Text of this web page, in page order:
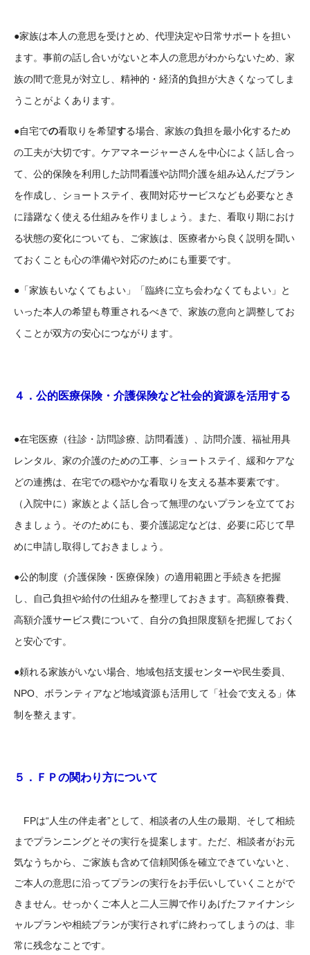
●家族は本人の意思を受けとめ、代理決定や日常サポートを担い
ます。事前の話し合いがないと本人の意思がわからないため、家
族の間で意見が対立し、精神的・経済的負担が大きくなってしま
うことがよくあります。
●自宅での看取りを希望する場合、家族の負担を最小化するため
の工夫が大切です。ケアマネージャーさんを中心によく話し合っ
て、公的保険を利用した訪問看護や訪問介護を組み込んだプラン
を作成し、ショートステイ、夜間対応サービスなども必要なとき
に躊躇なく使える仕組みを作りましょう。また、看取り期におけ
る状態の変化についても、ご家族は、医療者から良く説明を聞い
ておくことも心の準備や対応のためにも重要です。
● 「家族もいなくてもよい」「臨終に立ち会わなくてもよい」と
いった本人の希望も尊重されるべきで、家族の意向と調整してお
くことが双方の安心につながります。
４．公的医療保険・介護保険など社会的資源を活用する
●在宅医療（往診・訪問診療、訪問看護）、訪問介護、福祉用具
レンタル、家の介護のための工事、ショートステイ、緩和ケアな
どの連携は、在宅での穏やかな看取りを支える基本要素です。
（入院中に）家族とよく話し合って無理のないプランを立ててお
きましょう。そのためにも、要介護認定などは、必要に応じて早
めに申請し取得しておきましょう。
●公的制度（介護保険・医療保険）の適用範囲と手続きを把握
し、自己負担や給付の仕組みを整理しておきます。高額療養費、
高額介護サービス費について、自分の負担限度額を把握しておく
と安心です。
●頼れる家族がいない場合、地域包括支援センターや民生委員、
NPO、ボランティアなど地域資源も活用して「社会で支える」体
制を整えます。
５．ＦＰの関わり方について
FPは“人生の伴走者”として、相談者の人生の最期、そして相続
までプランニングとその実行を提案します。ただ、相談者がお元
気なうちから、ご家族も含めて信頼関係を確立できていないと、
ご本人の意思に沿ってプランの実行をお手伝いしていくことがで
きません。せっかくご本人と二人三脚で作りあげたファイナンシ
ャルプランや相続プランが実行されずに終わってしまうのは、非
常に残念なことです。